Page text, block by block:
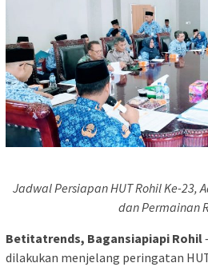
Jadwal Persiapan HUT Rohil Ke-23,
dan Permainan
Betitatrends, Bagansiapiapi Rohil
dilakukan menjelang peringatan